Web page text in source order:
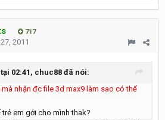
717
2011
02:41, chuc88 đã nói:
nhận đc file 3d max9 làm sao có thể
em gởi cho mình thak?